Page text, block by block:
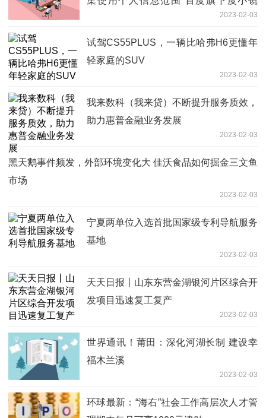
2023-02-03
试驾CS55PLUS，一辆比哈弗H6更懂年
轻家庭的SUV
2023-02-03
我来数科（我来贷）不断提升服务质效，
助力惠普金融业务发展
2023-02-03
黑天鹅事件频发，外部环境变化大 佳沃食品如何掘金三文鱼
市场
2023-02-03
宁夏两单位入选首批国家级专利导航服务
基地
2023-02-03
天天日报丨山东东营金湖银河片区综合开
发项目迅速复工复产
2023-02-03
世界通讯！莆田：深化河湖长制 建设幸
福木兰溪
2023-02-03
环球最新：“海右”社会工作高层次人才管